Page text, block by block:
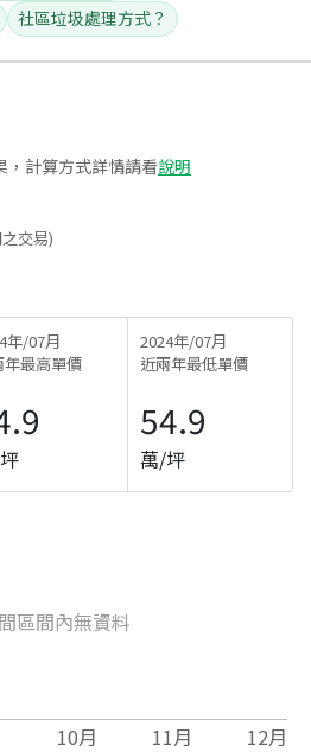
社區垃圾處理方式？
，計算方式詳情請看說明
交易)
年/07月
年最高單價
2024年/07月
近兩年最低單價
54.9
萬/坪
區間內無資料
10月 11月 12月